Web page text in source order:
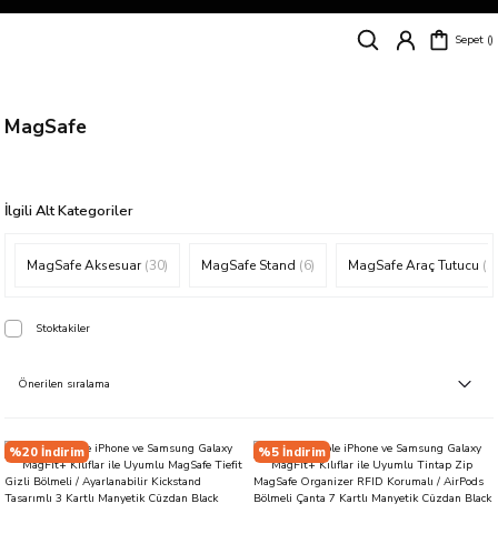
Siparişleriniz
Sepet
MagSafe
İlgili Alt Kategoriler
MagSafe Aksesuar (30) MagSafe Stand (6) MagSafe Araç Tutucu (5)
Stoktakiler
%20 İndirim %5 İndirim